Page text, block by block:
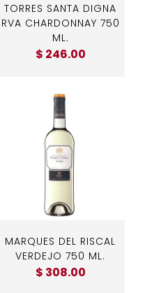
TORRES SANTA DIGNA
RVA CHARDONNAY 750
ML.
$ 246.00
MARQUES DEL RISCAL
VERDEJO 750 ML.
$ 308.00